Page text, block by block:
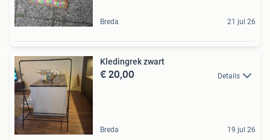
Breda 21 jul 26
Kledingrek zwart
€ 20,00 Details
Breda 19 jul 26